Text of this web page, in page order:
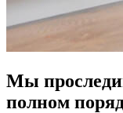
Мы
полном